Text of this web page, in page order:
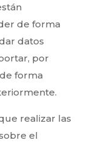
de forma
datos
por
forma
realizar las
el